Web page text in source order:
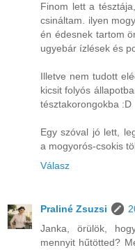
Finom lett a
csináltam. ilyen
én édesnek tartom
ugyebár ízlések és
Illetve nem tudott
kicsit folyós
tésztakorongokba :D
Egy szóval jó lett,
a mogyorós-csokis
Válasz
Praliné Zsuzsi
Janka, örülök,
mennyit hűtötted?